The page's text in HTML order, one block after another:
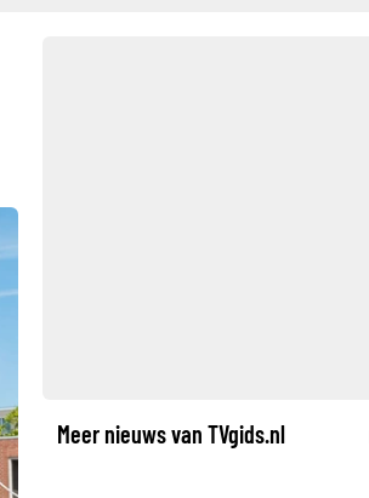
Meer nieuws van TVgids.nl